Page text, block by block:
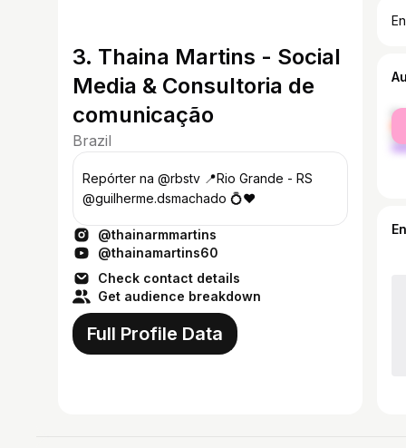
3. Thaina Martins - Social
Media & Consultoria de
comunicação
Brazil
Repórter na @rbstv 📍Rio Grande - RS
@guilherme.dsmachado 💍❤️
@thainarmmartins
@thainamartins60
Check contact details
Get audience breakdown
Full Profile Data